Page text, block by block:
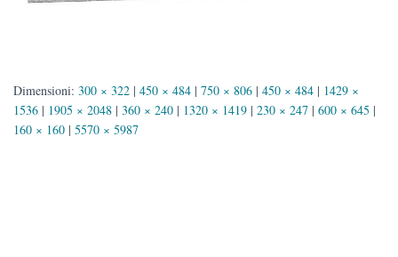
Dimensioni: 300 × 322 | 450 × 484 | 750 × 806 | 450 × 484 | 1429 ×
1536 | 1905 × 2048 | 360 × 240 | 1320 × 1419 | 230 × 247 | 600 × 645 |
160 × 160 | 5570 × 5987